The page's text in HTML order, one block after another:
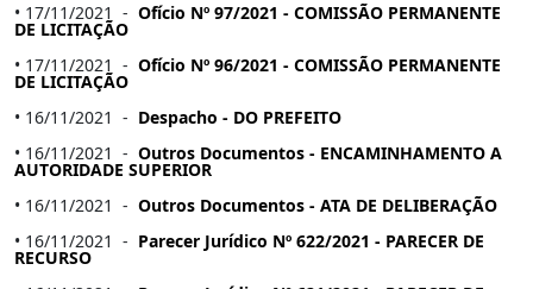
• 17/11/2021 - Ofício Nº 97/2021 - COMISSÃO PERMANENTE
DE LICITAÇÃO
• 17/11/2021 - Ofício Nº 96/2021 - COMISSÃO PERMANENTE
DE LICITAÇÃO
• 16/11/2021 - Despacho - DO PREFEITO
• 16/11/2021 - Outros Documentos - ENCAMINHAMENTO A
AUTORIDADE SUPERIOR
• 16/11/2021 - Outros Documentos - ATA DE DELIBERAÇÃO
• 16/11/2021 - Parecer Jurídico Nº 622/2021 - PARECER DE
RECURSO